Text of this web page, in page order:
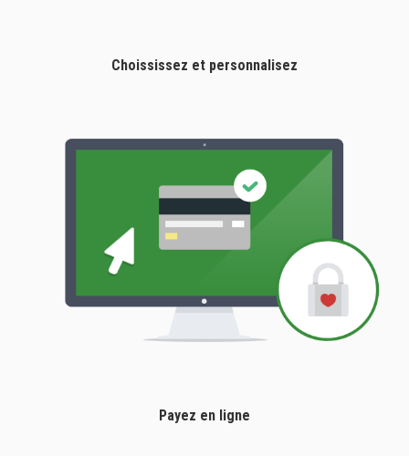
Choississez et personnalisez
Payez en ligne